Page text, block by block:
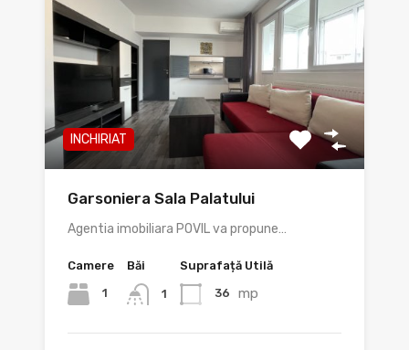
INCHIRIAT
Garsoniera Sala Palatului
Agentia imobiliara POVIL va propune…
Camere
1
Băi
1
Suprafață Utilă
36 mp